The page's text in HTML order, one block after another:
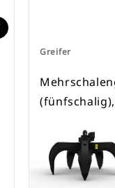
Greifer